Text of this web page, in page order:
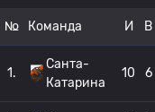
№ Команда И В
1.
Санта-
Катарина
10 6